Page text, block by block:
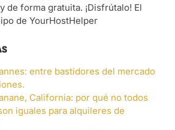
de forma gratuita. ¡Disfrútalo! El
de YourHostHelper
entre bastidores del mercado
California: por qué no todos
iguales para alquileres de